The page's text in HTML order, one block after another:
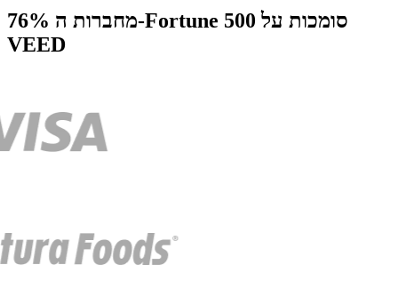
76% מחברות ה-Fortune 500 סומכות על
VEED